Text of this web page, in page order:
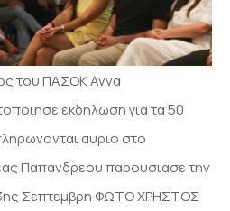
του ΠΑΣΟΚ Αννα
εκδηλωση για τα 50
αυριο στο
Παπανδρεου παρουσιασε την
3ης Σεπτεμβρη ΦΩΤΟ ΧΡΗΣΤΟΣ